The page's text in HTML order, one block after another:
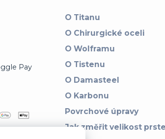
O Titanu
O Chirurgické oceli
O Wolframu
O Tistenu
O Damasteel
O Karbonu
Povrchové úpravy
Jak změřit velikost